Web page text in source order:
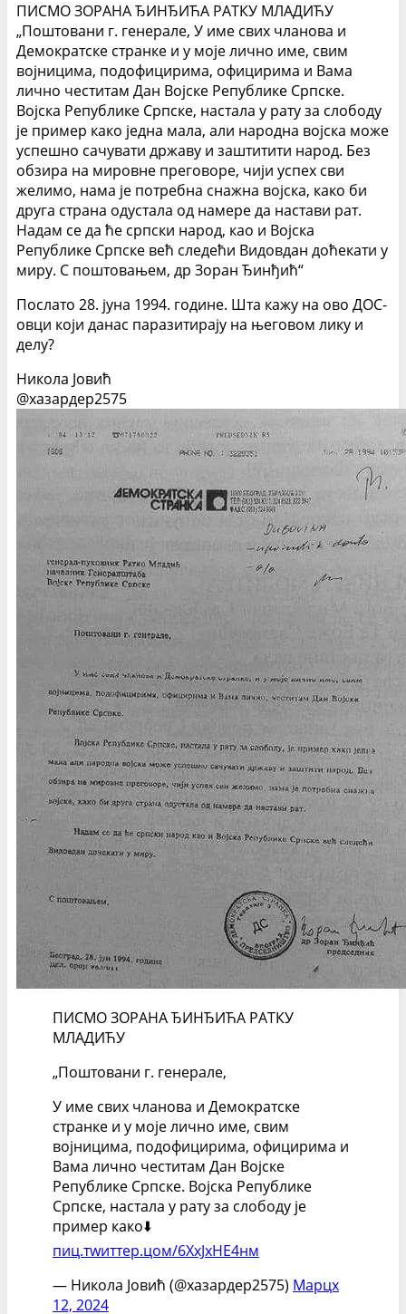
ПИСМО ЗОРАНА ЂИНЂИЋА РАТКУ МЛАДИЋУ
„Поштовани г. генерале, У име свих чланова и
Демократске странке и у моје лично име, свим
војницима, подофицирима, официрима и Вама
лично честитам Дан Војске Републике Српске.
Војска Републике Српске, настала у рату за слободу
је пример како једна мала, али народна војска може
успешно сачувати државу и заштитити народ. Без
обзира на мировне преговоре, чији успех сви
желимо, нама је потребна снажна војска, како би
друга страна одустала од намере да настави рат.
Надам се да ће српски народ, као и Војска
Републике Српске већ следећи Видовдан доћекати у
миру. С поштовањем, др Зоран Ђинђић“
Послато 28. јуна 1994. године. Шта кажу на ово ДОС-
овци који данас паразитирају на његовом лику и
делу?
Никола Јовић
@хазардер2575
ПИСМО ЗОРАНА ЂИНЂИЋА РАТКУ
МЛАДИЋУ
„Поштовани г. генерале,
У име свих чланова и Демократске
странке и у моје лично име, свим
војницима, подофицирима, официрима и
Вама лично честитам Дан Војске
Републике Српске. Војска Републике
Српске, настала у рату за слободу је
пример како⬇️
пиц.тwиттер.цом/6XхЈхНЕ4нм
— Никола Јовић (@хазардер2575) Марцх
12, 2024